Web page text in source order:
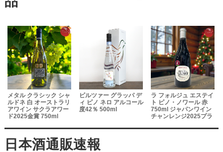
メタル クラシック シャ
ルドネ 白 オーストラリ
アワイン サクラアワー
ド2025金賞 750ml
ピルツァー グラッパ デ
ィ ピノ ネロ アルコール
度42％ 500ml
ラ フォルジュ エステイ
ト ピノ・ノワール 赤
750ml ジャパンワイン
チャンレンジ2025プラ